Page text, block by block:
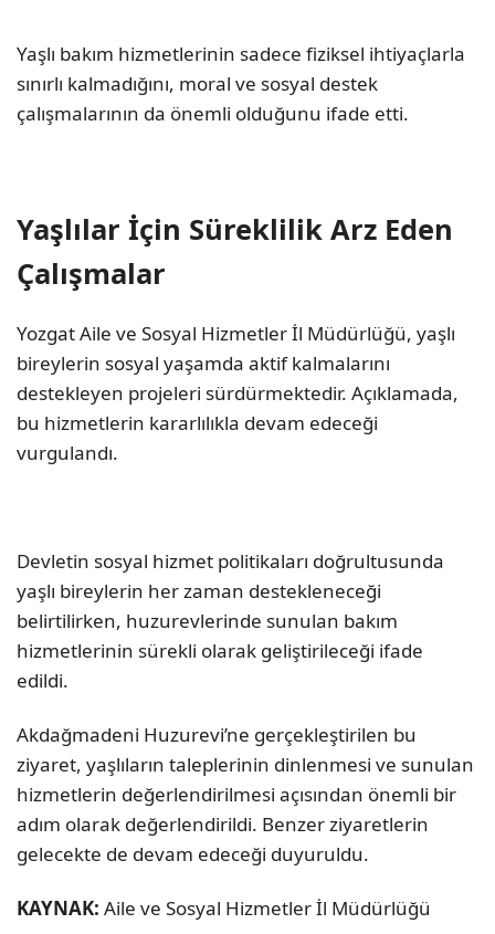
Yaşlı bakım hizmetlerinin sadece fiziksel ihtiyaçlarla
sınırlı kalmadığını, moral ve sosyal destek
çalışmalarının da önemli olduğunu ifade etti.
Yaşlılar İçin Süreklilik Arz Eden
Çalışmalar
Yozgat Aile ve Sosyal Hizmetler İl Müdürlüğü, yaşlı
bireylerin sosyal yaşamda aktif kalmalarını
destekleyen projeleri sürdürmektedir. Açıklamada,
bu hizmetlerin kararlılıkla devam edeceği
vurgulandı.
Devletin sosyal hizmet politikaları doğrultusunda
yaşlı bireylerin her zaman destekleneceği
belirtilirken, huzurevlerinde sunulan bakım
hizmetlerinin sürekli olarak geliştirileceği ifade
edildi.
Akdağmadeni Huzurevi’ne gerçekleştirilen bu
ziyaret, yaşlıların taleplerinin dinlenmesi ve sunulan
hizmetlerin değerlendirilmesi açısından önemli bir
adım olarak değerlendirildi. Benzer ziyaretlerin
gelecekte de devam edeceği duyuruldu.
KAYNAK: Aile ve Sosyal Hizmetler İl Müdürlüğü